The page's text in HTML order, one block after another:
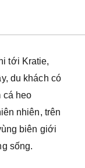
tới Kratie,
du khách có
cá heo
nhiên, trên
biên giới
sống.